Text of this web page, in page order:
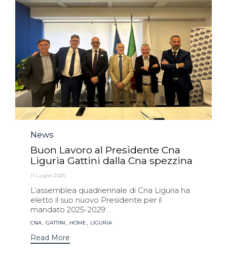
Category
News
Buon Lavoro al Presidente Cna
Liguria Gattini dalla Cna spezzina
11 Luglio 2025
L’assemblea quadriennale di Cna Liguria ha
eletto il suo nuovo Presidente per il
mandato 2025-2029:...
Tags
CNA, GATTINI , HOME , LIGURIA
Read More